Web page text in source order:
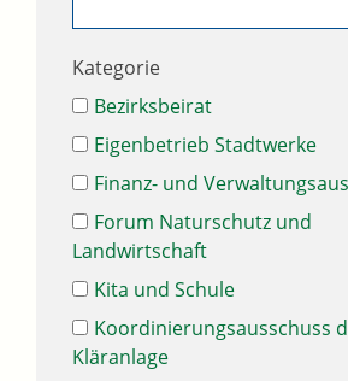
Kategorie
Bezirksbeirat
Eigenbetrieb Stadtwerke
Finanz- und
Forum Naturschutz und
Landwirtschaft
Kita und Schule
Koordinierungsausschuss
Kläranlage